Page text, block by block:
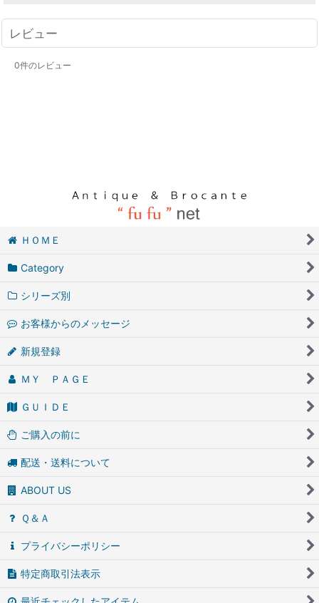
レビュー
0件のレビュー
ＨＯＭＥ
Category
シリーズ別
お客様からのメッセージ
新規登録
ＭＹ ＰＡＧＥ
ＧＵＩＤＥ
ご購入の前に
配送・送料について
ABOUT US
Ｑ＆Ａ
プライバシーポリシー
特定商取引法表示